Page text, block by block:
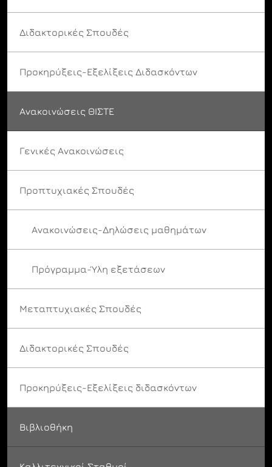
Διδακτορικές Σπουδές
Προκηρύξεις-Εξελίξεις Διδασκόντων
Ανακοινώσεις ΘΙΣΤΕ
Γενικές Ανακοινώσεις
Προπτυχιακές Σπουδές
Ανακοινώσεις-Δηλώσεις μαθημάτων
Πρόγραμμα-Ύλη εξετάσεων
Μεταπτυχιακές Σπουδές
Διδακτορικές Σπουδές
Προκηρύξεις-Εξελίξεις διδασκόντων
Βιβλιοθήκη